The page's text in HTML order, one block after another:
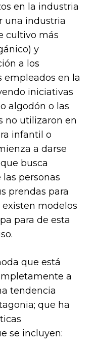
en la industria
una industria
cultivo más
y
a los
empleados en la
iniciativas
algodón o las
no utilizaron en
infantil o
a darse
busca
personas
prendas para
modelos
para de esta
que está
a
tendencia
que ha
se incluyen: